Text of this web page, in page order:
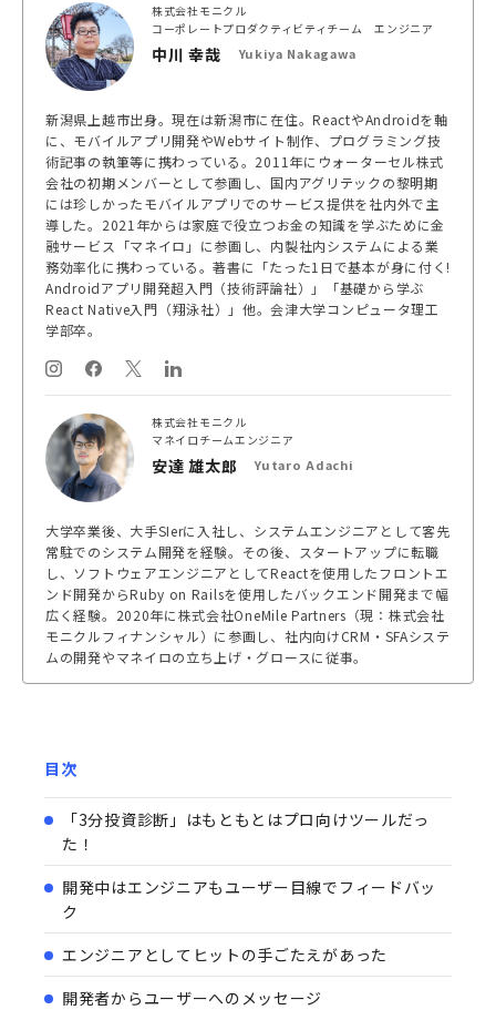
株式会社モニクル
コーポレートプロダクティビティチーム エンジニア
中川 幸哉 Yukiya Nakagawa
新潟県上越市出身。現在は新潟市に在住。ReactやAndroidを軸
に、モバイルアプリ開発やWebサイト制作、プログラミング技
術記事の執筆等に携わっている。2011年にウォーターセル株式
会社の初期メンバーとして参画し、国内アグリテックの黎明期
には珍しかったモバイルアプリでのサービス提供を社内外で主
導した。2021年からは家庭で役立つお金の知識を学ぶために金
融サービス「マネイロ」に参画し、内製社内システムによる業
務効率化に携わっている。著書に「たった1日で基本が身に付く!
Androidアプリ開発超入門（技術評論社）」「基礎から学ぶ
React Native入門（翔泳社）」他。会津大学コンピュータ理工
学部卒。
株式会社モニクル
マネイロチームエンジニア
安達 雄太郎 Yutaro Adachi
大学卒業後、大手SIerに入社し、システムエンジニアとして客先
常駐でのシステム開発を経験。その後、スタートアップに転職
し、ソフトウェアエンジニアとしてReactを使用したフロントエ
ンド開発からRuby on Railsを使用したバックエンド開発まで幅
広く経験。2020年に株式会社OneMile Partners（現：株式会社
モニクルフィナンシャル）に参画し、社内向けCRM・SFAシステ
ムの開発やマネイロの立ち上げ・グロースに従事。
目次
「3分投資診断」はもともとはプロ向けツールだっ
た！
開発中はエンジニアもユーザー目線でフィードバッ
ク
エンジニアとしてヒットの手ごたえがあった
開発者からユーザーへのメッセージ